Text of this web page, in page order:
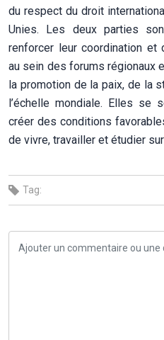
du respect du droit
Unies. Les deux parties
renforcer leur coordination et
au sein des forums régionaux
la promotion de la paix, de la
l’échelle mondiale. Elles se
créer des conditions
de vivre, travailler et étudier
Tag: